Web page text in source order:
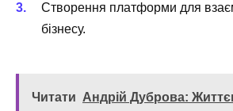
Створення платформи для
бізнесу.
Читати Андрій Дуброва: